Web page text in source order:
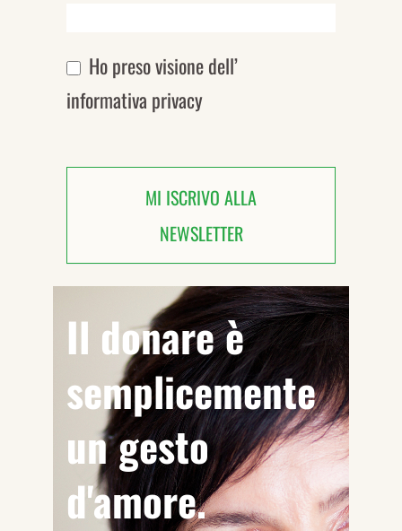
Ho preso visione dell’
informativa privacy
MI ISCRIVO ALLA
NEWSLETTER
Il donare è
semplicemente
un gesto
d'amore.